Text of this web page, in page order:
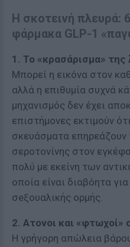
Η σκοτεινή πλευρά:
φάρμακα GLP-1
1. Το «κρασάρισμα» της
Μπορεί η εικόνα στον
αλλά η επιθυμία συχνά
μηχανισμός δεν έχει
επιστήμονες εκτιμούν
σκευάσματα επηρεάζουν
σεροτονίνης στον
πολύ με εκείνη των
οποία είναι διαβόητα
σeξουαλικής ορμής.
2. Ατονοι και «φτωχοί»
Η γρήγορη απώλεια